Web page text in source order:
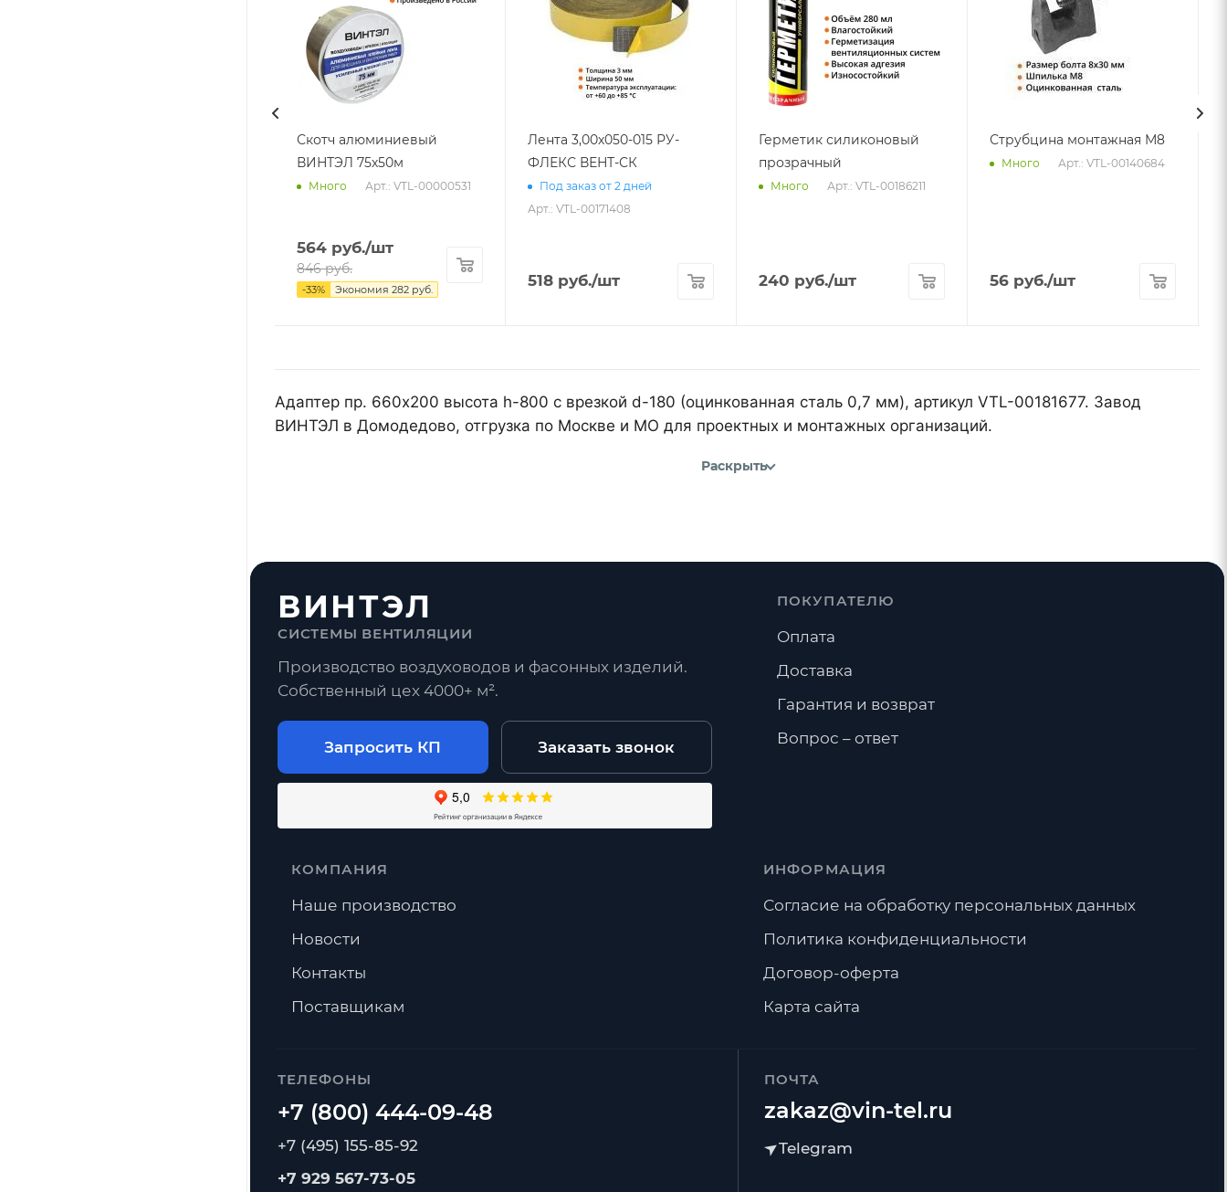
Скотч алюминиевый
ВИНТЭЛ 75х50м
Много Арт.: VTL-00000531
564 руб./шт
846руб.
-33% Экономия 282 руб.
Лента 3,00х050-015 РУ-
ФЛЕКС ВЕНТ-СК
Под заказ от 2 дней
Арт.: VTL-00171408
518 руб./шт
Герметик силиконовый
прозрачный
Много Арт.: VTL-00186211
240 руб./шт
Струбцина монтажная М8
Много Арт.: VTL-00140684
56 руб./шт
Адаптер пр. 660х200 высота h-800 с врезкой d-180 (оцинкованная сталь 0,7 мм), артикул VTL-00181677. Завод
ВИНТЭЛ в Домодедово, отгрузка по Москве и МО для проектных и монтажных организаций.
Раскрыть
ВИНТЭЛ
СИСТЕМЫ ВЕНТИЛЯЦИИ
Производство воздуховодов и фасонных изделий.
Собственный цех 4000+ м².
Запросить КП Заказать звонок
ТЕЛЕФОНЫ
+7 (495) 155-85-92
+7 929 567-73-05
ПОЧТА
zakaz@vin-tel.ru
ПОКУПАТЕЛЮ
Оплата
Доставка
Гарантия и возврат
Вопрос – ответ
КОМПАНИЯ
Наше производство
Новости
Контакты
Поставщикам
ИНФОРМАЦИЯ
Согласие на обработку персональных данных
Политика конфиденциальности
Договор-оферта
Карта сайта